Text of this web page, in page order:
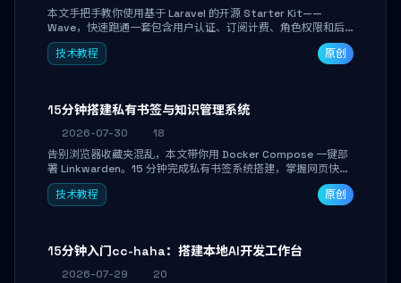
本文手把手教你使用基于 Laravel 的开源 Starter Kit——
Wave，快速跑通一套包含用户认证、订阅计费、角色权限和后
台管理的完整 SaaS 骨架。附带 Stripe 测试支付对接与自定义
业务页面开发实战，助你省去重复基建时间，将精力聚焦于核心
技术教程 原创
15分钟搭建私有书签与知识管理系统
2026-07-30
18
告别浏览器收藏夹混乱，本文带你用 Docker Compose 一键部
署 Linkwarden。15 分钟完成私有书签系统搭建，掌握网页快照
归档、高亮批注、分类管理与全文搜索。适合开发者与知识工作
者打造个人知识库，资料统一归档，随时检索。
技术教程 原创
15分钟入门cc-haha：搭建本地AI开发工作台
2026-07-29
20